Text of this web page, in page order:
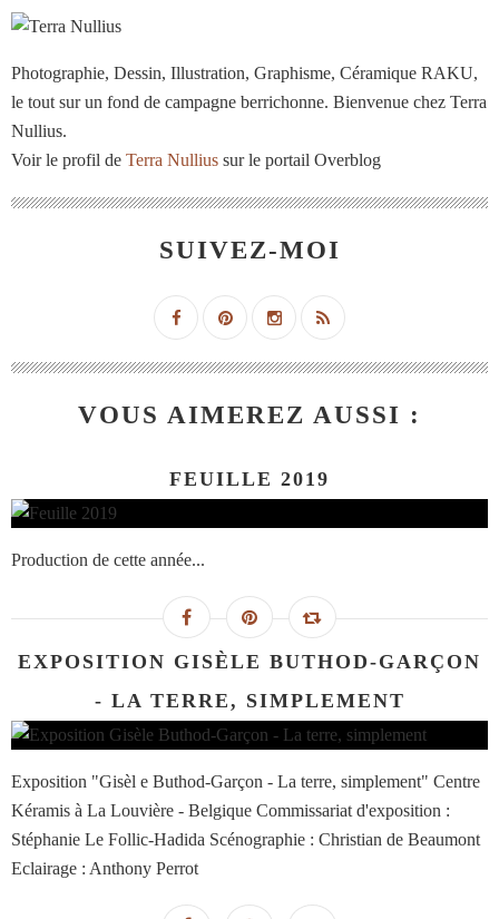
Photographie, Dessin, Illustration, Graphisme, Céramique RAKU,
le tout sur un fond de campagne berrichonne. Bienvenue chez Terra
Nullius.
Voir le profil de Terra Nullius sur le portail Overblog
SUIVEZ-MOI
VOUS AIMEREZ AUSSI :
FEUILLE 2019
Production de cette année...
EXPOSITION GISÈLE BUTHOD-GARÇON
- LA TERRE, SIMPLEMENT
Exposition "Gisèl e Buthod-Garçon - La terre, simplement" Centre
Kéramis à La Louvière - Belgique Commissariat d'exposition :
Stéphanie Le Follic-Hadida Scénographie : Christian de Beaumont
Eclairage : Anthony Perrot